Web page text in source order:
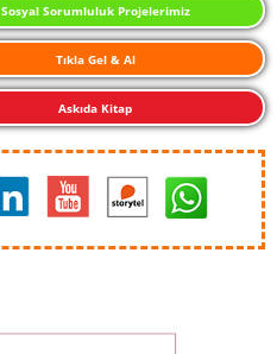
Sosyal Sorumluluk Projelerimiz
Tıkla Gel & Al
Askıda Kitap